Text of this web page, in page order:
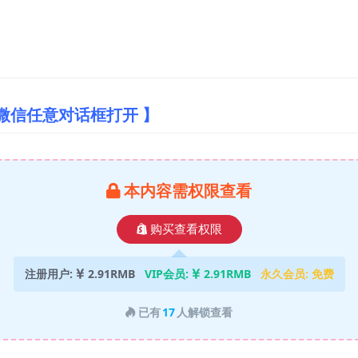
任意对话框打开 】
本内容需权限查看
购买查看权限
注册用户: 2.91RMB VIP会员: 2.91RMB 永久会员: 免费
已有17 人解锁查看